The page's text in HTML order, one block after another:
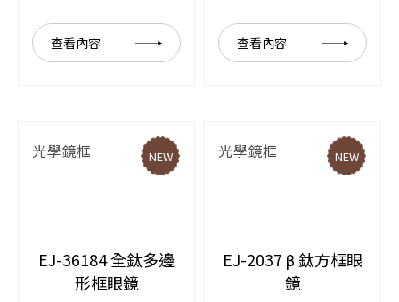
查看內容 查看內容
光學鏡框 NEW
EJ-36184 全鈦多邊
形框眼鏡
光學鏡框 NEW
EJ-2037 β 鈦方框眼
鏡